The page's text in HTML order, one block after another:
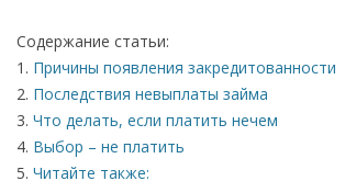
Содержание статьи:
Причины появления закредитованности
Последствия невыплаты займа
Что делать, если платить нечем
Выбор – не платить
Читайте также: